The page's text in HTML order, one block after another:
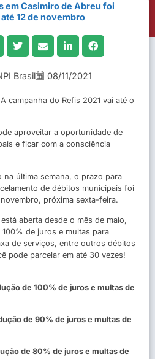
em Casimiro de Abreu foi
12 de novembro
Brasil 08/11/2021
campanha do Refis 2021 vai até o
aproveitar a oportunidade de
e ficar com a consciência
última semana, o prazo para
de débitos municipais foi
próxima sexta-feira.
aberta desde o mês de maio,
de juros e multas para
de serviços, entre outros débitos
pode parcelar em até 30 vezes!
de 100% de juros e multas de
de 90% de juros e multas de
de 80% de juros e multas de